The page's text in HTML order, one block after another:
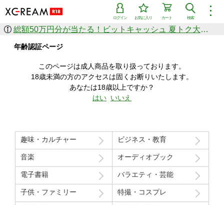
︙
検索
カート
お気に入り
ログイン
作品を探す
ジャンル
シリーズ
人気のセール中商品
新着セール中商品
すべての作品から探す
価格の安い順
価格の高い順
月間ランキング
年間ランキング
総額50万円分が当たる！ビットキャッシュ 夏トク大感謝祭
年齢認証ページ
このページは成人商品を取り扱っております。
18歳未満の方のアクセスは固くお断りいたします。
あなたは18歳以上ですか？
はい いいえ
趣味・カルチャー ビジネス・教育
音楽 オーディオブック
電子書籍 バラエティ・芸能
子供・ファミリー 特撮・コスプレ